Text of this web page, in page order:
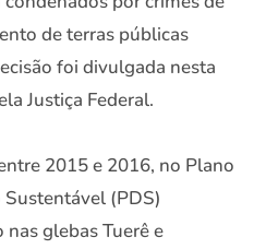
de terras públicas
foi divulgada nesta
Justiça Federal.
2015 e 2016, no Plano
(PDS)
glebas Tuerê e